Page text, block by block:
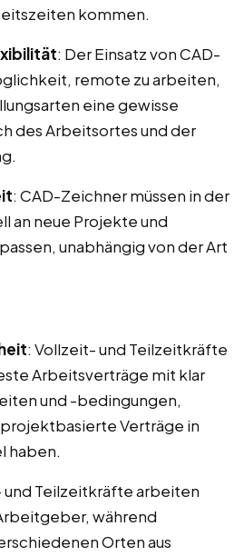
kommen.
: Der Einsatz von CAD-
remote zu arbeiten,
eine gewisse
des Arbeitsortes und der
: CAD-Zeichner müssen in der
an neue Projekte und
unabhängig von der Art
: Vollzeit- und Teilzeitkräfte
Arbeitsverträge mit klar
und -bedingungen,
Verträge in
haben.
und Teilzeitkräfte arbeiten
während
Orten aus